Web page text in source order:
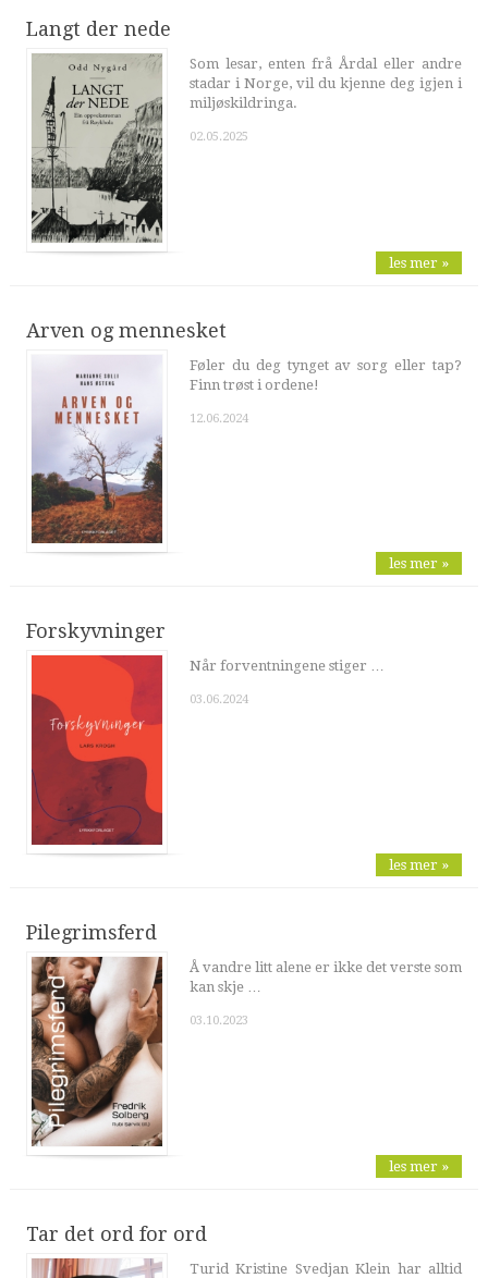
Langt der nede
Som lesar, enten frå Årdal eller andre
stadar i Norge, vil du kjenne deg igjen i
miljøskildringa.
02.05.2025
les mer »
Arven og mennesket
Føler du deg tynget av sorg eller tap?
Finn trøst i ordene!
12.06.2024
les mer »
Forskyvninger
Når forventningene stiger …
03.06.2024
les mer »
Pilegrimsferd
Å vandre litt alene er ikke det verste som
kan skje …
03.10.2023
les mer »
Tar det ord for ord
Turid Kristine Svedjan Klein har alltid